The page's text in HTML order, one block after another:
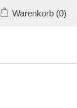
Warenkorb (0)